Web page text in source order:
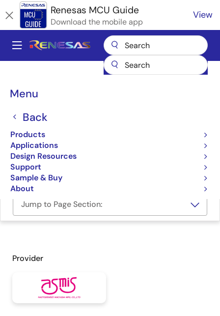
to
main
content
Renesas MCU Guide
Download the mobile app
View
Main
Menu
Back
Products
Applications
Design Resources
Support
Sample & Buy
About
Breadcrumb
Microcontrollers & Microprocessors
株式会社内藤電誠町田製作所：フラッシュメモリプログラマFL-PR6
株式会社内藤電誠町田製作
所：フラッシュメモリプロ
グラマFL-PR6
Jump to Page Section:
Provider